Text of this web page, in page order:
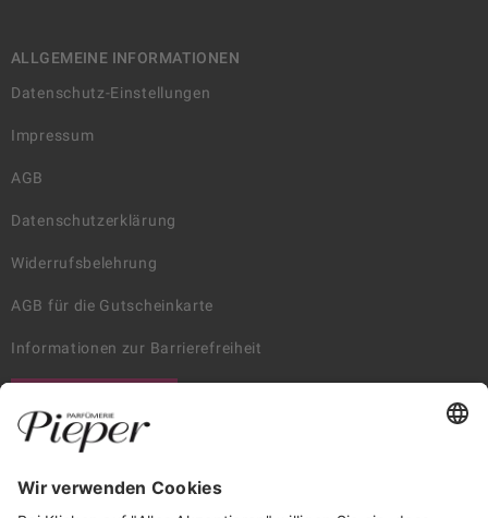
ALLGEMEINE INFORMATIONEN
Datenschutz-Einstellungen
Impressum
AGB
Datenschutzerklärung
Widerrufsbelehrung
AGB für die Gutscheinkarte
Informationen zur Barrierefreiheit